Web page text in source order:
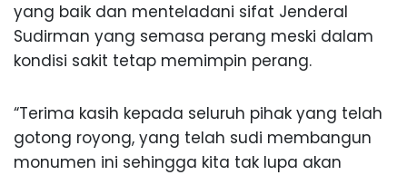
yang baik dan menteladani sifat Jenderal
Sudirman yang semasa perang meski dalam
kondisi sakit tetap memimpin perang.
“Terima kasih kepada seluruh pihak yang telah
gotong royong, yang telah sudi membangun
monumen ini sehingga kita tak lupa akan